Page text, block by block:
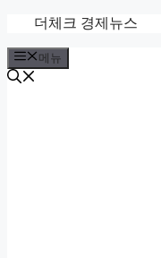
츠
로
더체크 경제뉴스
메뉴